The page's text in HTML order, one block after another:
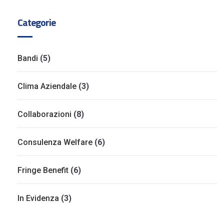
Categorie
Bandi (5)
Clima Aziendale (3)
Collaborazioni (8)
Consulenza Welfare (6)
Fringe Benefit (6)
In Evidenza (3)